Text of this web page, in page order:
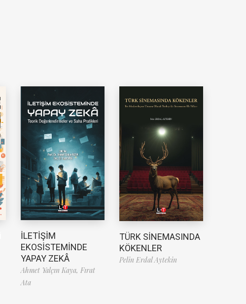
İLETİŞİM
EKOSİSTEMİNDE
YAPAY ZEKÂ
Ahmet Yalçın Kaya, Fırat
Ata
TÜRK SİNEMASINDA
KÖKENLER
Pelin Erdal Aytekin